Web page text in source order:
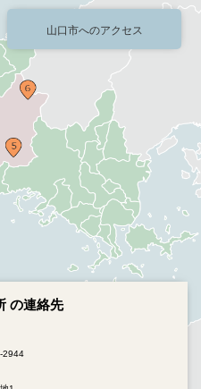
山口市へのアクセス
の連絡先
2944